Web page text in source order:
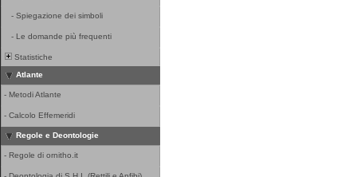
- Spiegazione dei simboli
- Le domande più frequenti
Statistiche
Atlante
- Metodi Atlante
- Calcolo Effemeridi
Regole e Deontologie
- Regole di ornitho.it